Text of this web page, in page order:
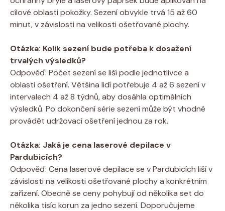
cílové oblasti pokožky. Sezení obvykle trvá 15 až 60
minut, v závislosti na velikosti ošetřované plochy.
Otázka: Kolik sezení bude potřeba k dosažení
trvalých výsledků?
Odpověď: Počet sezení se liší podle jednotlivce a
oblasti ošetření. Většina lidí potřebuje 4 až 6 sezení v
intervalech 4 až 8 týdnů, aby dosáhla optimálních
výsledků. Po dokončení série sezení může být vhodné
provádět udržovací ošetření jednou za rok.
Otázka: Jaká je cena laserové depilace v
Pardubicích?
Odpověď: Cena laserové depilace se v Pardubicích liší v
závislosti na velikosti ošetřované plochy a konkrétním
zařízení. Obecně se ceny pohybují od několika set do
několika tisíc korun za jedno sezení. Doporučujeme